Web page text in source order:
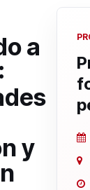
a
y